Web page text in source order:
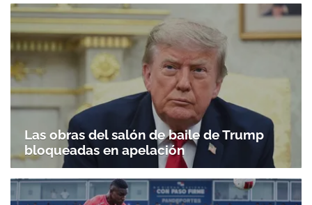
Las obras del salón de baile de Trump
bloqueadas en apelación